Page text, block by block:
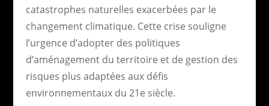
catastrophes naturelles exacerbées par le
changement climatique. Cette crise souligne
l’urgence d’adopter des politiques
d’aménagement du territoire et de gestion des
risques plus adaptées aux défis
environnementaux du 21e siècle.